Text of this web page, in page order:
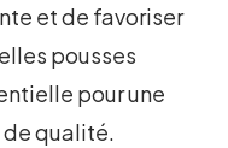
et de favoriser
pousses
pour une
qualité.